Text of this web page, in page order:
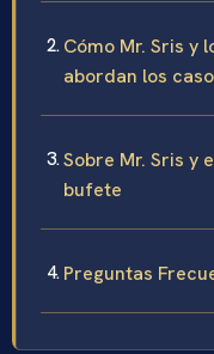
Cómo Mr. Sris y
abordan los
Sobre Mr. Sris y
bufete
Preguntas